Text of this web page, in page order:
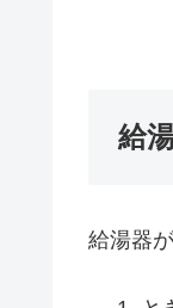
給
給湯器